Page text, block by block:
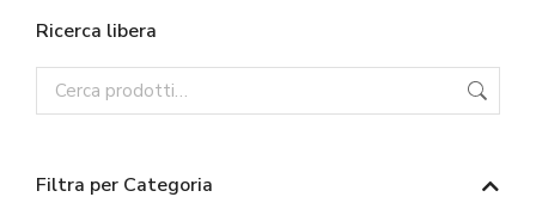
Ricerca libera
Filtra per Categoria